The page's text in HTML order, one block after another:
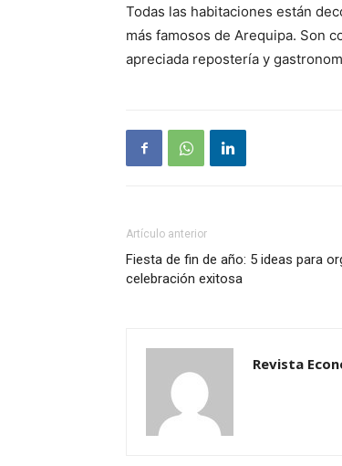
Todas las habitaciones están
más famosos de Arequipa. Son
apreciada repostería y
Artículo anterior
Fiesta de fin de año: 5 ideas para
celebración exitosa
Revista